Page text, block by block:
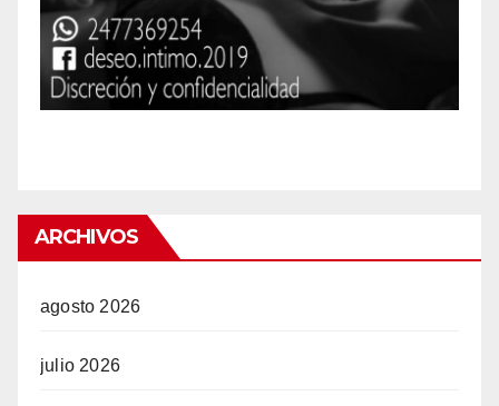
ARCHIVOS
agosto 2026
julio 2026